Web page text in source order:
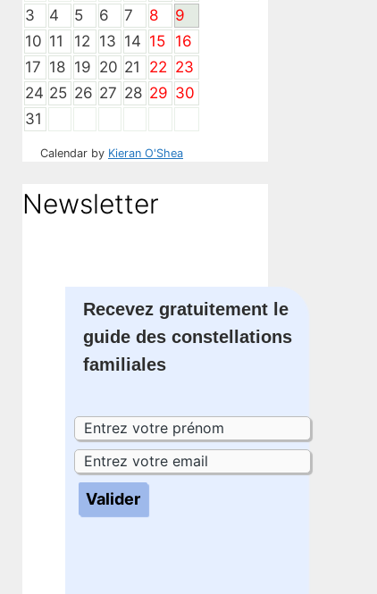
3
4 5 6 7 8
9
10 11 12 13 14 15 16
17 18 19 20 21 22 23
24 25 26 27 28 29 30
31
Calendar by Kieran O'Shea
Newsletter
Recevez gratuitement le
guide des constellations
familiales